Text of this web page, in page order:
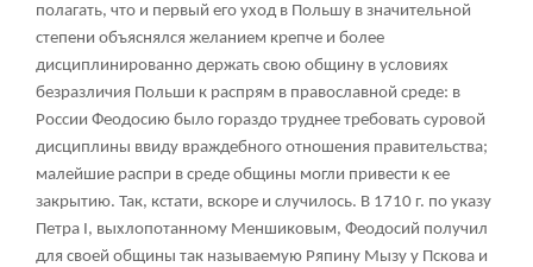
полагать, что и первый его уход в Польшу в значительной
степени объяснялся желанием крепче и более
дисциплинированно держать свою общину в условиях
безразличия Польши к распрям в православной среде: в
России Феодосию было гораздо труднее требовать суровой
дисциплины ввиду враждебного отношения правительства;
малейшие распри в среде общины могли привести к ее
закрытию. Так, кстати, вскоре и случилось. В 1710 г. по указу
Петра I, выхлопотанному Меншиковым, Феодосий получил
для своей общины так называемую Ряпину Мызу у Пскова и